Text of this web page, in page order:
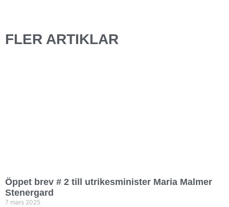
FLER ARTIKLAR
Öppet brev # 2 till utrikesminister Maria Malmer
Stenergard
7 mars 2025